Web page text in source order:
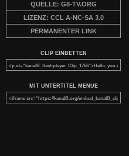
QUELLE: G8-TV.ORG
LIZENZ: CCL A-NC-SA 3.0
PERMANENTER LINK
CLIP EINBETTEN
MIT UNTERTITEL MENUE